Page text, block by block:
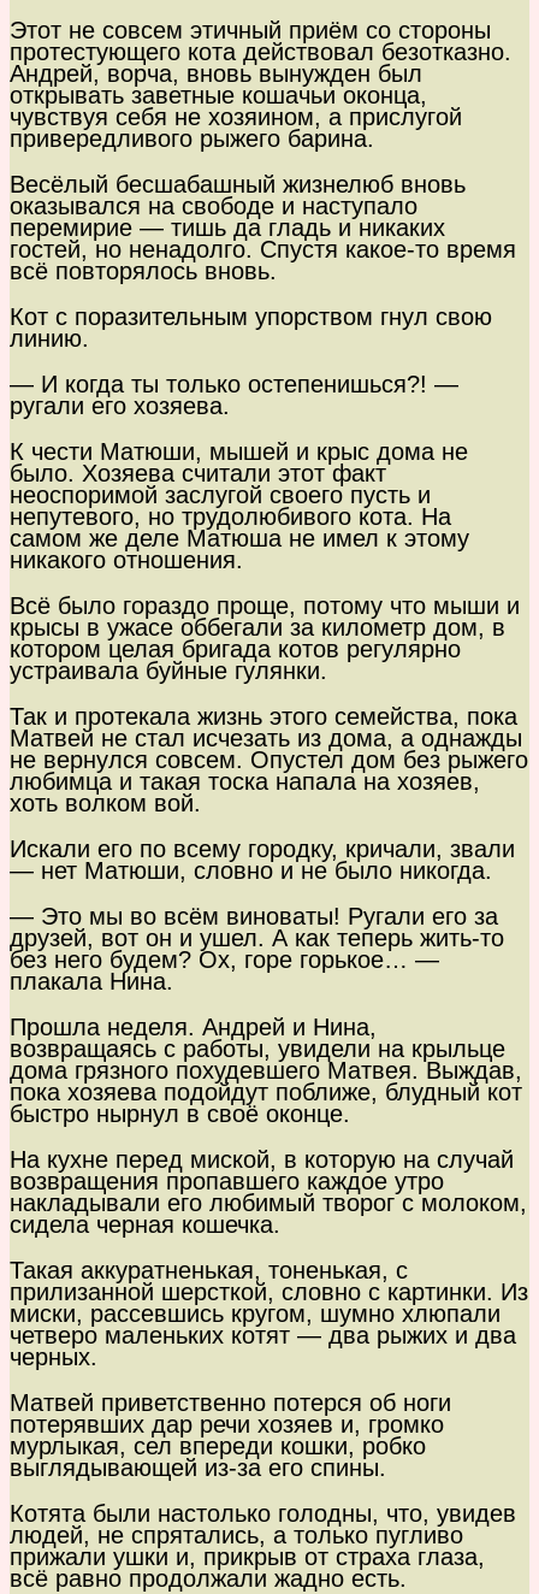
Этот не совсем этичный приём со стороны
протестующего кота действовал безотказно.
Андрей, ворча, вновь вынужден был
открывать заветные кошачьи оконца,
чувствуя себя не хозяином, а прислугой
привередливого рыжего барина.
Весёлый бесшабашный жизнелюб вновь
оказывался на свободе и наступало
перемирие — тишь да гладь и никаких
гостей, но ненадолго. Спустя какое-то время
всё повторялось вновь.
Кот с поразительным упорством гнул свою
линию.
— И когда ты только остепенишься?! —
ругали его хозяева.
К чести Матюши, мышей и крыс дома не
было. Хозяева считали этот факт
неоспоримой заслугой своего пусть и
непутевого, но трудолюбивого кота. На
самом же деле Матюша не имел к этому
никакого отношения.
Всё было гораздо проще, потому что мыши и
крысы в ужасе оббегали за километр дом, в
котором целая бригада котов регулярно
устраивала буйные гулянки.
Так и протекала жизнь этого семейства, пока
Матвей не стал исчезать из дома, а однажды
не вернулся совсем. Опустел дом без рыжего
любимца и такая тоска напала на хозяев,
хоть волком вой.
Искали его по всему городку, кричали, звали
— нет Матюши, словно и не было никогда.
— Это мы во всём виноваты! Ругали его за
друзей, вот он и ушел. А как теперь жить-то
без него будем? Ох, горе горькое… —
плакала Нина.
Прошла неделя. Андрей и Нина,
возвращаясь с работы, увидели на крыльце
дома грязного похудевшего Матвея. Выждав,
пока хозяева подойдут поближе, блудный кот
быстро нырнул в своё оконце.
На кухне перед миской, в которую на случай
возвращения пропавшего каждое утро
накладывали его любимый творог с молоком,
сидела черная кошечка.
Такая аккуратненькая, тоненькая, с
прилизанной шерсткой, словно с картинки. Из
миски, рассевшись кругом, шумно хлюпали
четверо маленьких котят — два рыжих и два
черных.
Матвей приветственно потерся об ноги
потерявших дар речи хозяев и, громко
мурлыкая, сел впереди кошки, робко
выглядывающей из-за его спины.
Котята были настолько голодны, что, увидев
людей, не спрятались, а только пугливо
прижали ушки и, прикрыв от страха глаза,
всё равно продолжали жадно есть.